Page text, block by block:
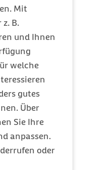
Mit
B.
und Ihnen
welche
gutes
Über
Sie Ihre
anpassen.
oder